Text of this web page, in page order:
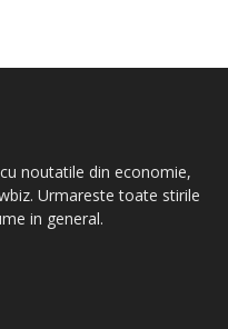
noutatile din economie,
Urmareste toate stirile
in general.